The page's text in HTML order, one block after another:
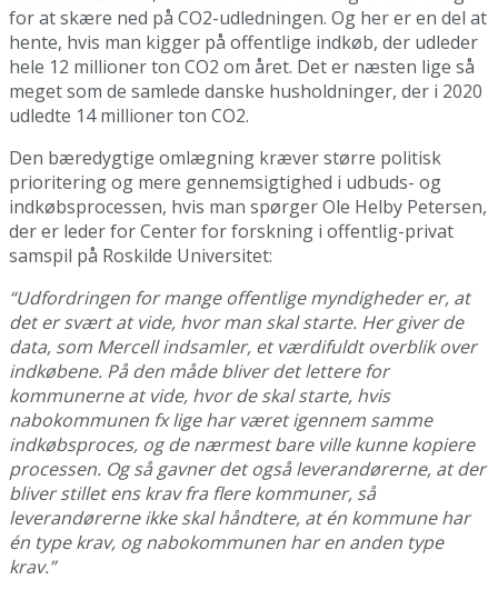
for at skære ned på CO2-udledningen. Og her er en del at
hente, hvis man kigger på offentlige indkøb, der udleder
hele 12 millioner ton CO2 om året. Det er næsten lige så
meget som de samlede danske husholdninger, der i 2020
udledte 14 millioner ton CO2.
Den bæredygtige omlægning kræver større politisk
prioritering og mere gennemsigtighed i udbuds- og
indkøbsprocessen, hvis man spørger Ole Helby Petersen,
der er leder for Center for forskning i offentlig-privat
samspil på Roskilde Universitet:
“Udfordringen for mange offentlige myndigheder er, at
det er svært at vide, hvor man skal starte. Her giver de
data, som Mercell indsamler, et værdifuldt overblik over
indkøbene. På den måde bliver det lettere for
kommunerne at vide, hvor de skal starte, hvis
nabokommunen fx lige har været igennem samme
indkøbsproces, og de nærmest bare ville kunne kopiere
processen. Og så gavner det også leverandørerne, at der
bliver stillet ens krav fra flere kommuner, så
leverandørerne ikke skal håndtere, at én kommune har
én type krav, og nabokommunen har en anden type
krav.”